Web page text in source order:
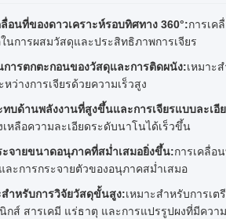
ลื่อนที่ของดาวเคราะห์รอบทิศทาง 360°:การเค
นการผสมวัสดุและประสิทธิภาพการเจียร
การตกตะกอนของวัสดุและการติดผนัง:เหมาะ
หว่างการเจียรด้วยความเร็วสูง
ทบด้านพลังงานที่สูงขึ้นและการเจียรแบบละเอี
หลือความละเอียดระดับนาโนได้เร็วขึ้น
ะจายขนาดอนุภาคที่สม่ำเสมอยิ่งขึ้น:การเคลื่อ
ละการกระจายตัวของอนุภาคสม่ำเสมอ
สำหรับการวิจัยวัสดุขั้นสูง:เหมาะสำหรับการเ
กส์ สารเคมี แร่ธาตุ และการแปรรูปผงที่มีควา